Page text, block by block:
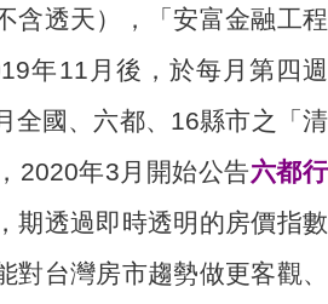
含透天），「安富金融工程
年11月後，於每月第四週
全國、六都、16縣市之「清
2020年3月開始公告六都行
期透過即時透明的房價指數
對台灣房市趨勢做更客觀、